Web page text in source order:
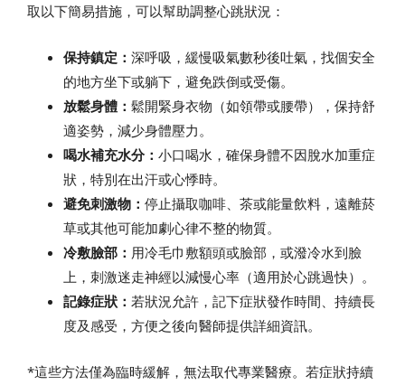
取以下簡易措施，可以幫助調整心跳狀況：
保持鎮定： 深呼吸，緩慢吸氣數秒後吐氣，找個安全
的地方坐下或躺下，避免跌倒或受傷。
放鬆身體： 鬆開緊身衣物（如領帶或腰帶），保持舒
適姿勢，減少身體壓力。
喝水補充水分： 小口喝水，確保身體不因脫水加重症
狀，特別在出汗或心悸時。
避免刺激物： 停止攝取咖啡、茶或能量飲料，遠離菸
草或其他可能加劇心律不整的物質。
冷敷臉部： 用冷毛巾敷額頭或臉部，或潑冷水到臉
上，刺激迷走神經以減慢心率（適用於心跳過快）。
記錄症狀： 若狀況允許，記下症狀發作時間、持續長
度及感受，方便之後向醫師提供詳細資訊。
*這些方法僅為臨時緩解，無法取代專業醫療。若症狀持續